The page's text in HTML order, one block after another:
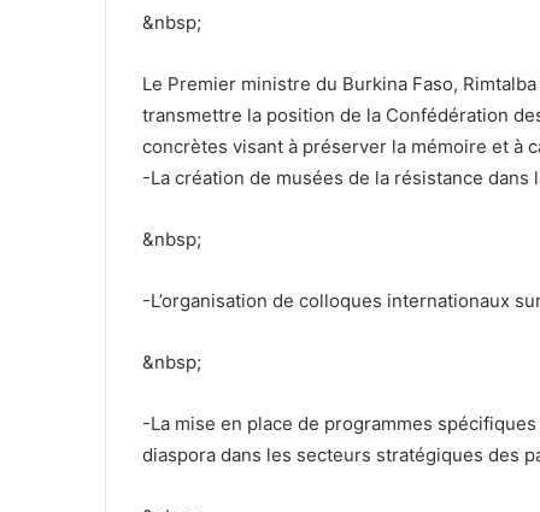
&nbsp;
Le Premier ministre du Burkina Faso,
transmettre la position de la Confédération
concrètes visant à préserver la mémoire et à
-La création de musées de la résistance dans
&nbsp;
-L’organisation de colloques internationaux
&nbsp;
-La mise en place de programmes
diaspora dans les secteurs stratégiques des